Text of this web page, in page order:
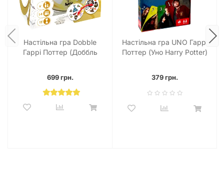
Настільна гра Dobble
Гаррі Поттер (Доббль
699 грн.
Настільна гра UNO Гаррі
Поттер (Уно Harry Potter)
379 грн.